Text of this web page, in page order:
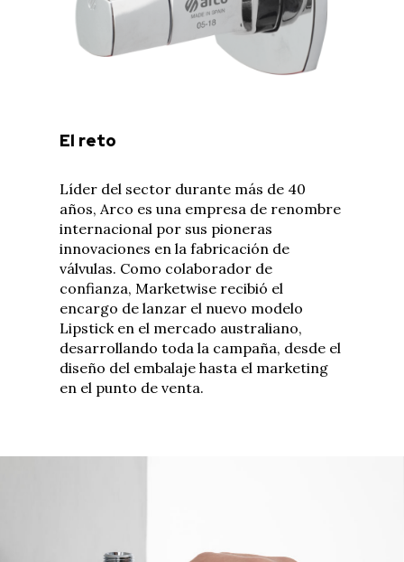
El reto
Líder del sector durante más de 40
años, Arco es una empresa de renombre
internacional por sus pioneras
innovaciones en la fabricación de
válvulas. Como colaborador de
confianza, Marketwise recibió el
encargo de lanzar el nuevo modelo
Lipstick en el mercado australiano,
desarrollando toda la campaña, desde el
diseño del embalaje hasta el marketing
en el punto de venta.